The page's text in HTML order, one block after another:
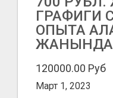
ГРАФИГИ
ОПЫТА
120000.00 Руб
Март 1, 2023